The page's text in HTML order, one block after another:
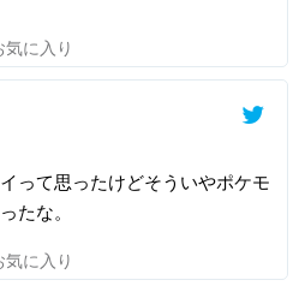
気に入り
って思ったけどそういやポケモ
たな。
気に入り